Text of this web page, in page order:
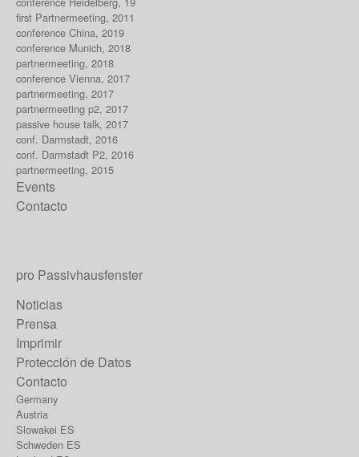
first Partnermeeting, 2011
conference China, 2019
conference Munich, 2018
partnermeeting, 2018
conference Vienna, 2017
partnermeeting, 2017
partnermeeting p2, 2017
passive house talk, 2017
conf. Darmstadt, 2016
conf. Darmstadt P2, 2016
partnermeeting, 2015
Events
Contacto
pro Passivhausfenster
Noticias
Prensa
Imprimir
Protección de Datos
Contacto
Germany
Austria
Slowakei ES
Schweden ES